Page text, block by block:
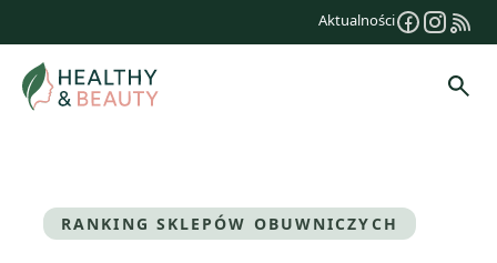
treści
Aktualności
RANKING SKLEPÓW OBUWNICZYCH